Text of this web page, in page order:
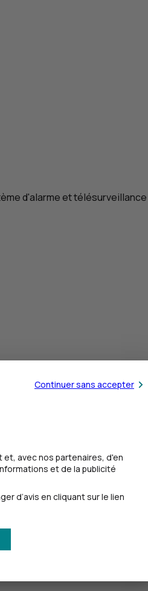
d'alarme et
Continuer sans accepter
avec nos partenaires, d'en
et de la publicité
d’avis en cliquant sur le lien